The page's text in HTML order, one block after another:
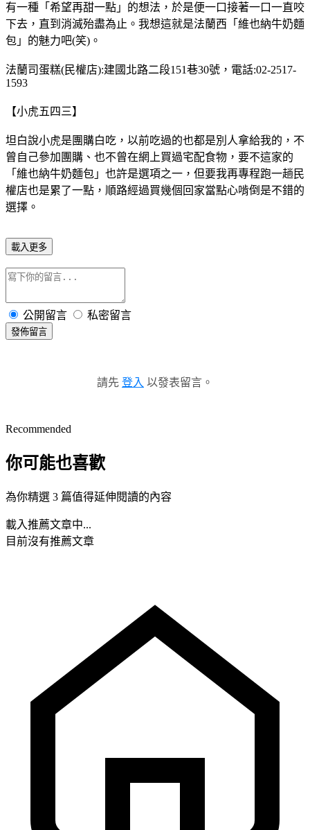
有一種「希望再甜一點」的想法，於是便一口接著一口一直咬
下去，直到消滅殆盡為止。我想這就是法蘭西「維也納牛奶麵
包」的魅力吧(笑)。
法蘭司蛋糕(民權店):建國北路二段151巷30號，電話:02-2517-
1593
【小虎五四三】
坦白說小虎是團購白吃，以前吃過的也都是別人拿給我的，不
曾自己參加團購、也不曾在網上買過宅配食物，要不這家的
「維也納牛奶麵包」也許是選項之一，但要我再專程跑一趟民
權店也是累了一點，順路經過買幾個回家當點心啃倒是不錯的
選擇。
載入更多
公開留言 私密留言
發佈留言
請先 登入 以發表留言。
Recommended
你可能也喜歡
為你精選 3 篇值得延伸閱讀的內容
載入推薦文章中...
目前沒有推薦文章